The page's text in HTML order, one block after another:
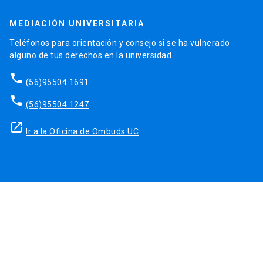
MEDIACIÓN UNIVERSITARIA
Teléfonos para orientación y consejo si se ha vulnerado
alguno de tus derechos en la universidad.
phone (56)95504 1691
phone (56)95504 1247
launch Ir a la Oficina de Ombuds UC